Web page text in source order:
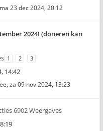
ma 23 dec 2024, 20:12
2024! (doneren kan
1 2 3
14:42
, za 09 nov 2024, 13:23
6902 Weergaves